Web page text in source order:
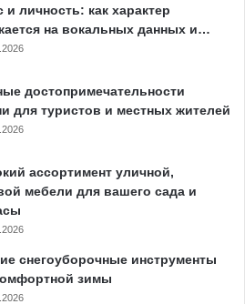
и личность: как характер
на вокальных данных и…
достопримечательности
для туристов и местных жителей
ассортимент уличной,
мебели для вашего сада и
снегоуборочные инструменты
зимы